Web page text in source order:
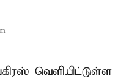
வெளியிட்டுள்ள